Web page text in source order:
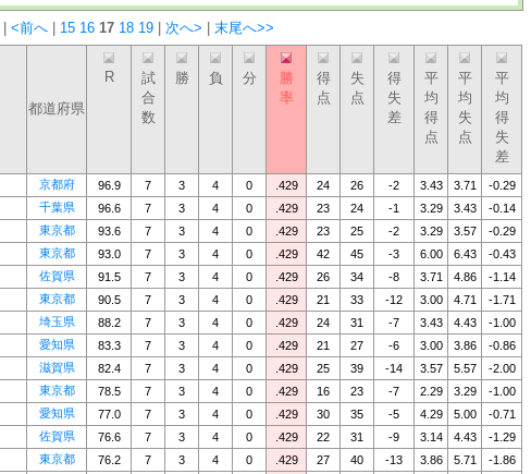
<前へ 15 16 17 18 19 次へ> 末尾へ>>
都道府県
R
試
合
数
勝 負 分
勝
率
得
点
失
点
得
失
差
平
均
得
点
平
均
失
点
平
均
得
失
差
京都府 96.9 7 3 4 0 .429 24 26 -2 3.43 3.71
-0.29
千葉県 96.6 7 3 4 0 .429 23 24 -1 3.29 3.43
-0.14
東京都 93.6 7 3 4 0 .429 23 25 -2 3.29 3.57
-0.29
東京都 93.0 7 3 4 0 .429 42 45 -3 6.00 6.43
-0.43
佐賀県 91.5 7 3 4 0 .429 26 34 -8 3.71 4.86
-1.14
東京都 90.5 7 3 4 0 .429 21 33 -12 3.00 4.71
-1.71
埼玉県 88.2 7 3 4 0 .429 24 31 -7 3.43 4.43
-1.00
愛知県 83.3 7 3 4 0 .429 21 27 -6 3.00 3.86
-0.86
滋賀県 82.4 7 3 4 0 .429 25 39 -14 3.57 5.57
-2.00
東京都 78.5 7 3 4 0 .429 16 23 -7 2.29 3.29
-1.00
愛知県 77.0 7 3 4 0 .429 30 35 -5 4.29 5.00
-0.71
佐賀県 76.6 7 3 4 0 .429 22 31 -9 3.14 4.43
-1.29
東京都 76.2 7 3 4 0 .429 27 40 -13 3.86 5.71
-1.86